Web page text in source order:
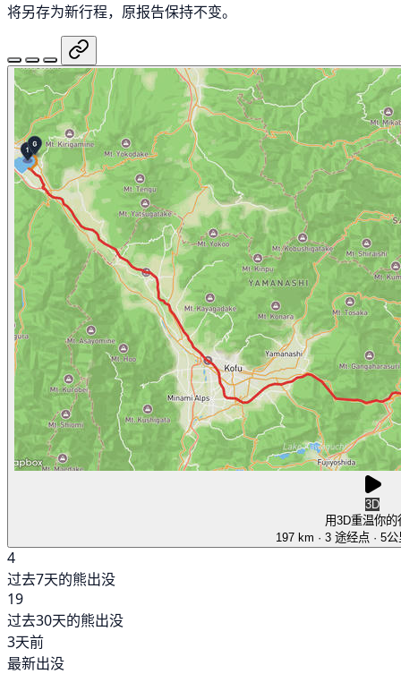
将另存为新行程，原报告保持不变。
3D
用3D重温你的
197 km · 3 途经点 · 5
4
过去7天的熊出没
19
过去30天的熊出没
3天前
最新出没